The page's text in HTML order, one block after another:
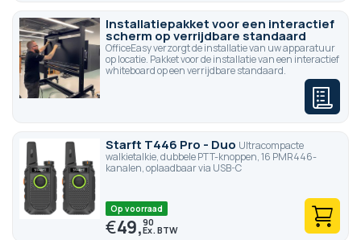
Installatiepakket voor een interactief
scherm op verrijdbare standaard
OfficeEasy verzorgt de installatie van uw apparatuur
op locatie. Pakket voor de installatie van een interactief
whiteboard op een verrijdbare standaard.
Starft T446 Pro - Duo Ultracompacte
walkietalkie, dubbele PTT-knoppen, 16 PMR446-
kanalen, oplaadbaar via USB-C
Op voorraad
€49,90